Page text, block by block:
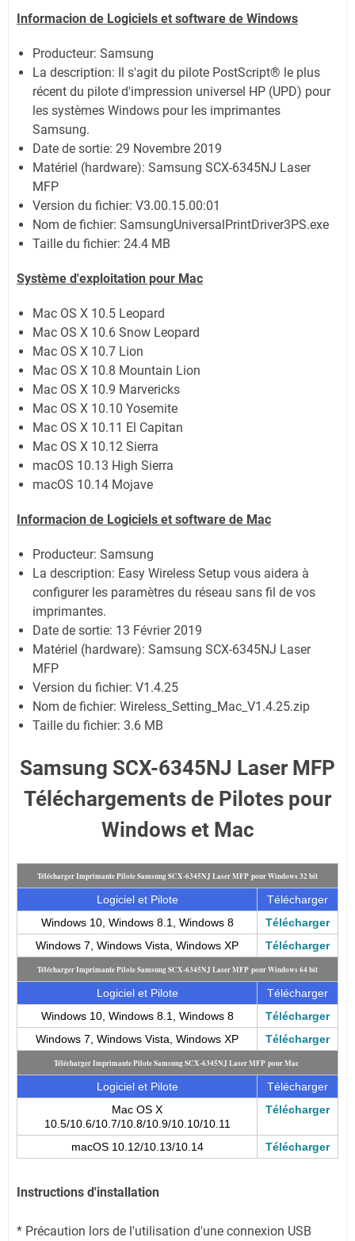
Informacion de Logiciels et software de Windows
Producteur: Samsung
La description: Il s'agit du pilote PostScript® le plus
récent du pilote d'impression universel HP (UPD) pour
les systèmes Windows pour les imprimantes
Samsung.
Date de sortie: 29 Novembre 2019
Matériel (hardware): Samsung SCX-6345NJ Laser
MFP
Version du fichier: V3.00.15.00:01
Nom de fichier: SamsungUniversalPrintDriver3PS.exe
Taille du fichier: 24.4 MB
Système d'exploitation pour Mac
Mac OS X 10.5 Leopard
Mac OS X 10.6 Snow Leopard
Mac OS X 10.7 Lion
Mac OS X 10.8 Mountain Lion
Mac OS X 10.9 Marvericks
Mac OS X 10.10 Yosemite
Mac OS X 10.11 El Capitan
Mac OS X 10.12 Sierra
macOS 10.13 High Sierra
macOS 10.14 Mojave
Informacion de Logiciels et software de Mac
Producteur: Samsung
La description: Easy Wireless Setup vous aidera à
configurer les paramètres du réseau sans fil de vos
imprimantes.
Date de sortie: 13 Février 2019
Matériel (hardware): Samsung SCX-6345NJ Laser
MFP
Version du fichier: V1.4.25
Nom de fichier: Wireless_Setting_Mac_V1.4.25.zip
Taille du fichier: 3.6 MB
Samsung SCX-6345NJ Laser MFP
Téléchargements de Pilotes pour
Windows et Mac
Télécharger Imprimante Pilote Samsung SCX-6345NJ Laser MFP pour Windows 32 bit
Logiciel et Pilote
Télécharger
Windows 10, Windows 8.1, Windows 8
Télécharger
Windows 7, Windows Vista, Windows XP
Télécharger
Télécharger Imprimante Pilote Samsung SCX-6345NJ Laser MFP pour Windows 64 bit
Logiciel et Pilote
Télécharger
Windows 10, Windows 8.1, Windows 8
Télécharger
Windows 7, Windows Vista, Windows XP
Télécharger
Télécharger Imprimante Pilote Samsung SCX-6345NJ Laser MFP pour Mac
Logiciel et Pilote
Télécharger
Mac OS X
10.5/10.6/10.7/10.8/10.9/10.10/10.11
Télécharger
macOS 10.12/10.13/10.14 Télécharger
Instructions d'installation
* Précaution lors de l'utilisation d'une connexion USB